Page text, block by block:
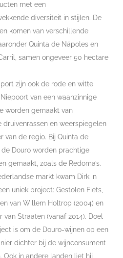
met een
diversiteit in stijlen. De
komen van verschillende
Quinta de Nápoles en
samen ongeveer 50 hectare
zijn ook de rode en witte
van een waanzinnige
worden gemaakt van
druivenrassen en weerspiegelen
van de regio. Bij Quinta de
de Douro worden prachtige
gemaakt, zoals de Redoma’s.
markt kwam Dirk in
uniek project: Gestolen Fiets,
van Willem Holtrop (2004) en
van Straaten (vanaf 2014). Doel
is om de Douro-wijnen op een
dichter bij de wijnconsument
Ook in andere landen liet hij